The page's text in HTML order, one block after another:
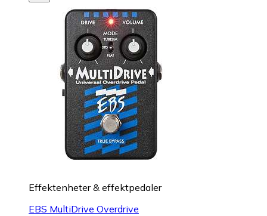
Effektenheter & effektpedaler
EBS MultiDrive Overdrive